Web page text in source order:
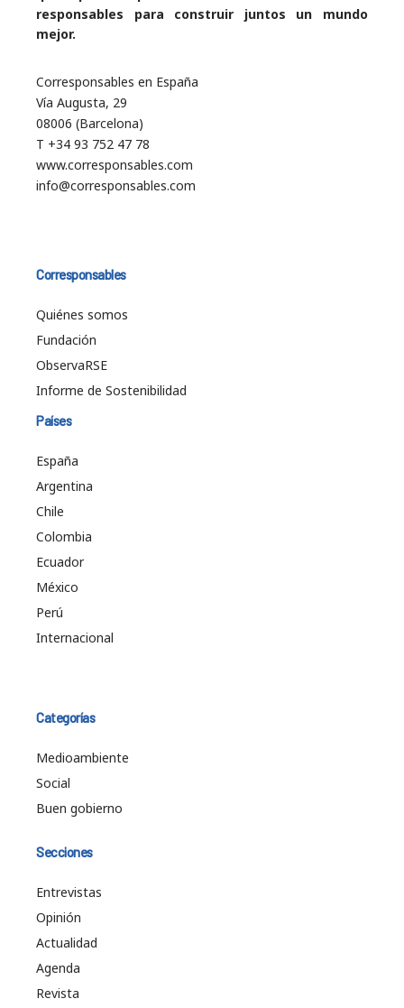
responsables para construir juntos un mundo
mejor.
Corresponsables en España
Vía Augusta, 29
08006 (Barcelona)
T +34 93 752 47 78
www.corresponsables.com
info@corresponsables.com
Corresponsables
Quiénes somos
Fundación
ObservaRSE
Informe de Sostenibilidad
Países
España
Argentina
Chile
Colombia
Ecuador
México
Perú
Internacional
Categorías
Medioambiente
Social
Buen gobierno
Secciones
Entrevistas
Opinión
Actualidad
Agenda
Revista